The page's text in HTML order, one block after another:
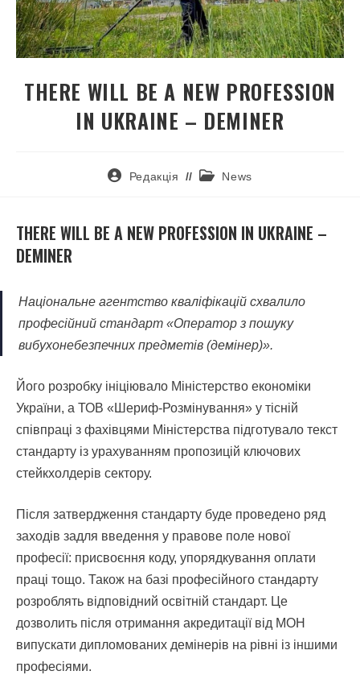
THERE WILL BE A NEW PROFESSION
IN UKRAINE – DEMINER
Редакція News
THERE WILL BE A NEW PROFESSION IN UKRAINE –
DEMINER
Національне агентство кваліфікацій схвалило
професійний стандарт «Оператор з пошуку
вибухонебезпечних предметів (демінер)».
Його розробку ініціювало Міністерство економіки
України, а ТОВ «Шериф-Розмінування» у тісній
співпраці з фахівцями Міністерства підготувало текст
стандарту із урахуванням пропозицій ключових
стейкхолдерів сектору.
Після затвердження стандарту буде проведено ряд
заходів задля введення у правове поле нової
професії: присвоєння коду, упорядкування оплати
праці тощо. Також на базі професійного стандарту
розроблять відповідний освітній стандарт. Це
дозволить після отримання акредитації від МОН
випускати дипломованих демінерів на рівні із іншими
професіями.